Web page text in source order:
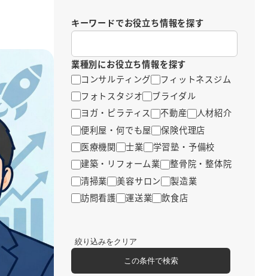
キーワードでお役立ち情報を探す
業種別にお役立ち情報を探す
コンサルティング
フィットネスジム
フォトスタジオ
ブライダル
ヨガ・ピラティス
不動産
人材紹介
便利屋・何でも屋
保険代理店
医療機関
士業
学習塾・予備校
建築・リフォーム業
整骨院・整体院
清掃業
美容サロン
製造業
訪問看護
運送業 飲食店
絞り込みをクリア
この条件で検索